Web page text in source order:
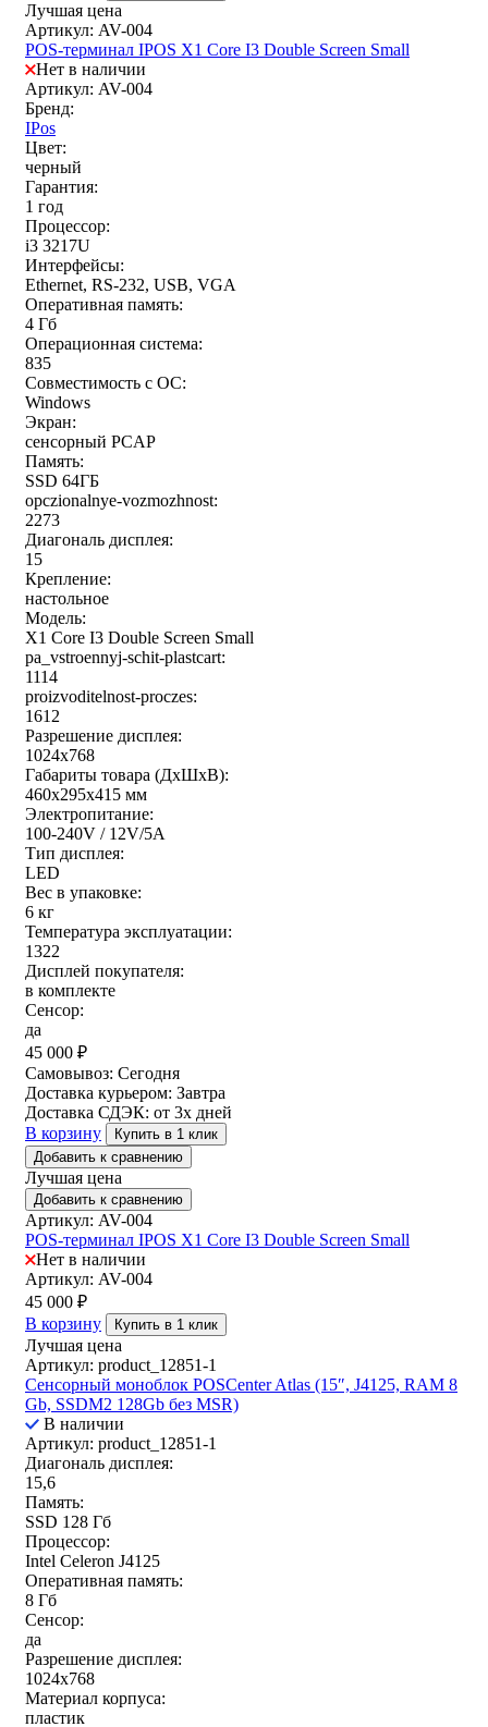
Лучшая цена
Артикул: AV-004
POS-терминал IPOS X1 Core I3 Double Screen Small
Нет в наличии
Артикул: AV-004
Бренд:
IPos
Цвет:
черный
Гарантия:
1 год
Процессор:
i3 3217U
Интерфейсы:
Ethernet, RS-232, USB, VGA
Оперативная память:
4 Гб
Операционная система:
835
Совместимость с ОС:
Windows
Экран:
сенсорный PCAP
Память:
SSD 64ГБ
opczionalnye-vozmozhnost:
2273
Диагональ дисплея:
15
Крепление:
настольное
Модель:
X1 Core I3 Double Screen Small
pa_vstroennyj-schit-plastcart:
1114
proizvoditelnost-proczes:
1612
Разрешение дисплея:
1024x768
Габариты товара (ДxШxВ):
460x295x415 мм
Электропитание:
100-240V / 12V/5A
Тип дисплея:
LED
Вес в упаковке:
6 кг
Температура эксплуатации:
1322
Дисплей покупателя:
в комплекте
Сенсор:
да
45 000 ₽
Самовывоз: Сегодня
Доставка курьером: Завтра
Доставка СДЭК: от 3х дней
В корзину
Купить в 1 клик
Добавить к сравнению
Лучшая цена
Добавить к сравнению
Артикул: AV-004
POS-терминал IPOS X1 Core I3 Double Screen Small
Нет в наличии
Артикул: AV-004
45 000 ₽
В корзину
Купить в 1 клик
Лучшая цена
Артикул: product_12851-1
Сенсорный моноблок POSCenter Atlas (15″, J4125, RAM 8
Gb, SSDM2 128Gb без MSR)
В наличии
Артикул: product_12851-1
Диагональ дисплея:
15,6
Память:
SSD 128 Гб
Процессор:
Intel Celeron J4125
Оперативная память:
8 Гб
Сенсор:
да
Разрешение дисплея:
1024x768
Материал корпуса:
пластик